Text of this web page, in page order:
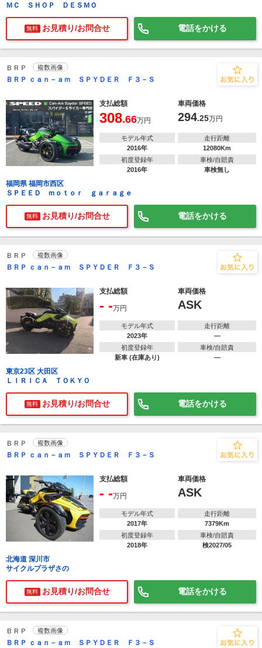
ＭＣ ＳＨＯＰ ＤＥＳＭＯ
無料 お見積り/お問合せ 電話をかける
ＢＲＰ 複数画像
ＢＲＰ ｃａｎ－ａｍ ＳＰＹＤＥＲ Ｆ３－Ｓ
支払総額 車両価格
308.66万円 294.25万円
モデル年式
2016年
走行距離
12080Km
初度登録年
2016年
車検/自賠責
車検無し
福岡県 福岡市西区
ＳＰＥＥＤ ｍｏｔｏｒ ｇａｒａｇｅ
無料 お見積り/お問合せ 電話をかける
ＢＲＰ 複数画像
ＢＲＰ ｃａｎ－ａｍ ＳＰＹＤＥＲ Ｆ３－Ｓ
支払総額 車両価格
- -万円 ASK
モデル年式
2023年
走行距離
―
初度登録年
新車 (在庫あり)
車検/自賠責
―
東京23区 大田区
ＬＩＲＩＣＡ ＴＯＫＹＯ
無料 お見積り/お問合せ 電話をかける
ＢＲＰ 複数画像
ＢＲＰ ｃａｎ－ａｍ ＳＰＹＤＥＲ Ｆ３－Ｓ
支払総額 車両価格
- -万円 ASK
モデル年式
2017年
走行距離
7379Km
初度登録年
2018年
車検/自賠責
検2027/05
北海道 深川市
サイクルプラザさの
無料 お見積り/お問合せ 電話をかける
ＢＲＰ 複数画像
ＢＲＰ ｃａｎ－ａｍ ＳＰＹＤＥＲ Ｆ３－Ｓ